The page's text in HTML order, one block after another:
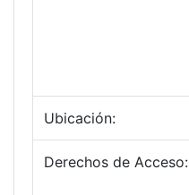
Ubicación:
Derechos de Acceso: